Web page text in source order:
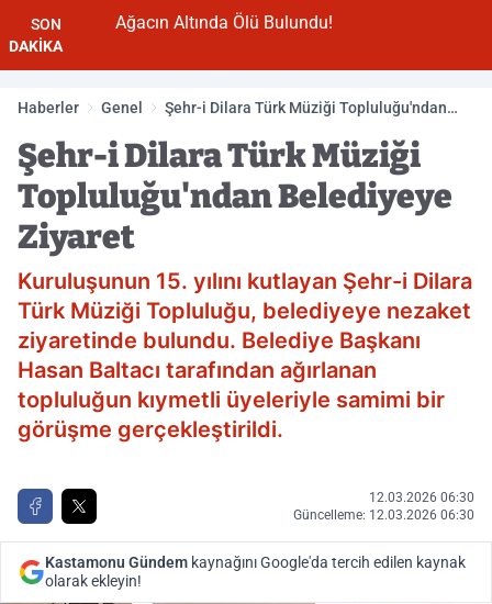
SON
DAKİKA
Ağacın Altında Ölü Bulundu!
Haberler Genel
Şehr-i Dilara Türk Müziği Topluluğu'ndan
Şehr-i Dilara Türk Müziği
Topluluğu'ndan Belediyeye
Ziyaret
Kuruluşunun 15. yılını kutlayan Şehr-i Dilara
Türk Müziği Topluluğu, belediyeye nezaket
ziyaretinde bulundu. Belediye Başkanı
Hasan Baltacı tarafından ağırlanan
topluluğun kıymetli üyeleriyle samimi bir
görüşme gerçekleştirildi.
12.03.2026 06:30
Güncelleme: 12.03.2026 06:30
Kastamonu Gündem kaynağını Google'da tercih edilen kaynak
olarak ekleyin!